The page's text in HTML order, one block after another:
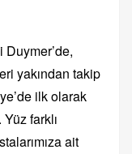
yakından takip
ilk olarak
farklı
ait